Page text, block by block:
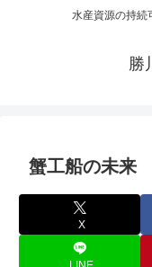
水産資源の持続
勝
蟹工船の未来
X